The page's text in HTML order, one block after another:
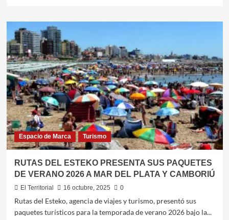
SANTIAGO
DEL
ESTERO
DIO
INICIO
OFICIAL
A
LA
TEMPORADA
“VERANO
2026”
Espacio de Marca Turismo
RUTAS DEL ESTEKO PRESENTA SUS PAQUETES
DE VERANO 2026 A MAR DEL PLATA Y CAMBORIÚ
El Territorial 16 octubre, 2025 0
Rutas del Esteko, agencia de viajes y turismo, presentó sus
paquetes turísticos para la temporada de verano 2026 bajo la...